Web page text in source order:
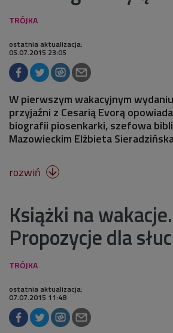
ostatnia aktualizacja:
05.07.2015 23:05
W pierwszym wakacyjnym
przyjaźni z Cesarią Evorą
biografii piosenkarki, szefowa
Mazowieckim Elżbieta
rozwiń 
Książki na wakacje.
Propozycje dla
ostatnia aktualizacja:
07.07.2015 11:48